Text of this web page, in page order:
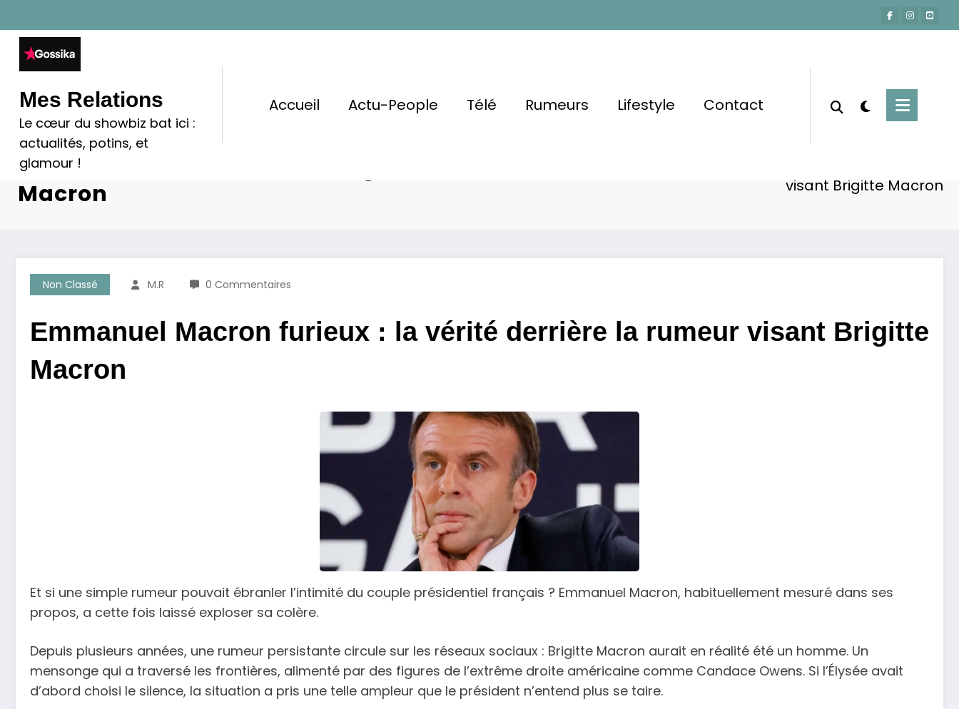
au
contenu
Mes Relations
Le cœur du showbiz bat ici :
actualités, potins, et
glamour !
Accueil Actu-People Télé Rumeurs Lifestyle Contact
Emmanuel Macron Furieux : La Vérité
Derrière La Rumeur Visant Brigitte
Macron
visant Brigitte Macron
Non Classé M.R 0 Commentaires
Emmanuel Macron furieux : la vérité derrière la rumeur visant Brigitte
Macron
Et si une simple rumeur pouvait ébranler l’intimité du couple présidentiel français ? Emmanuel Macron, habituellement mesuré dans ses
propos, a cette fois laissé exploser sa colère.
Depuis plusieurs années, une rumeur persistante circule sur les réseaux sociaux : Brigitte Macron aurait en réalité été un homme. Un
mensonge qui a traversé les frontières, alimenté par des figures de l’extrême droite américaine comme Candace Owens. Si l’Élysée avait
d’abord choisi le silence, la situation a pris une telle ampleur que le président n’entend plus se taire.